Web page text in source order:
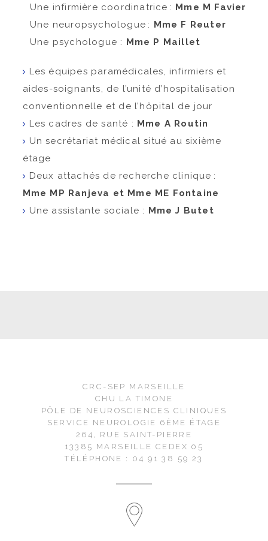
Une infirmière coordinatrice : Mme M Favier
Une neuropsychologue : Mme F Reuter
Une psychologue : Mme P Maillet
Les équipes paramédicales, infirmiers et
aides-soignants, de l’unité d’hospitalisation
conventionnelle et de l’hôpital de jour
Les cadres de santé : Mme A Routin
Un secrétariat médical situé au sixième
étage
Deux attachés de recherche clinique :
Mme MP Ranjeva et Mme ME Fontaine
Une assistante sociale : Mme J Butet
CRC-SEP MARSEILLE
CHU LA TIMONE
PÔLE DE NEUROSCIENCES CLINIQUES
SERVICE NEUROLOGIE 6ÈME ÉTAGE
264, RUE SAINT-PIERRE
13385 MARSEILLE CEDEX 05
TÉLÉPHONE : 04 91 38 59 23